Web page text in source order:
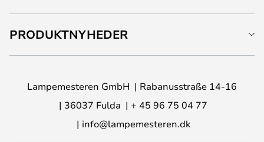
PRODUKTNYHEDER
Lampemesteren GmbH
Rabanusstraße 14-16
36037 Fulda
+ 45 96 75 04 77
info@lampemesteren.dk